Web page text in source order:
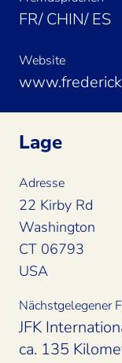
FR/ CHIN/ ES
Website
Lage
Adresse
22 Kirby Rd
Washington
CT 06793
USA
Nächstgelegener
JFK
ca. 135